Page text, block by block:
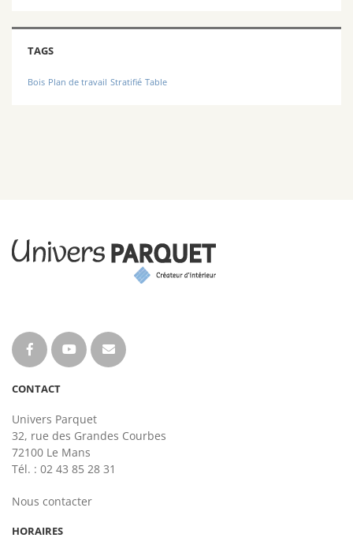
TAGS
Bois Plan de travail Stratifié Table
CONTACT
Univers Parquet
32, rue des Grandes Courbes
72100 Le Mans
Tél. : 02 43 85 28 31
Nous contacter
HORAIRES